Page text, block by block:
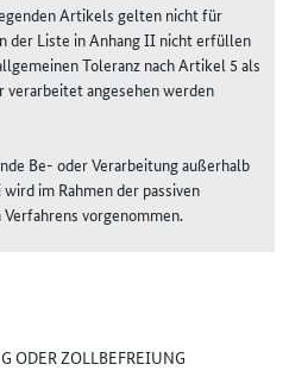
Artikels gelten nicht für
der Liste in Anhang II nicht erfüllen
Toleranz nach Artikel 5 als
verarbeitet angesehen werden
Be- oder Verarbeitung außerhalb
im Rahmen der passiven
vorgenommen.
ODER ZOLLBEFREIUNG